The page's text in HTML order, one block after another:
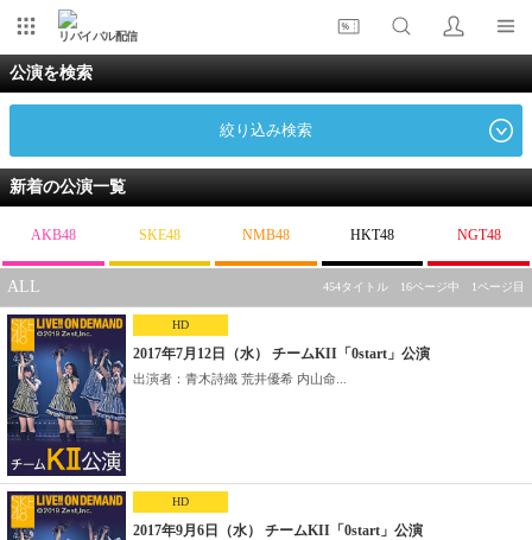
リバイバル配信
公演を検索
絞り込み検索
新着の公演一覧
AKB48 SKE48 NMB48 HKT48 NGT48
ALL 454タイトル 16ページ中 1ページ目
HD
2017年7月12日（水） チームKII「0start」公演
出演者：青木詩織 荒井優希 内山命...
HD
2017年9月6日（水） チームKII「0start」公演